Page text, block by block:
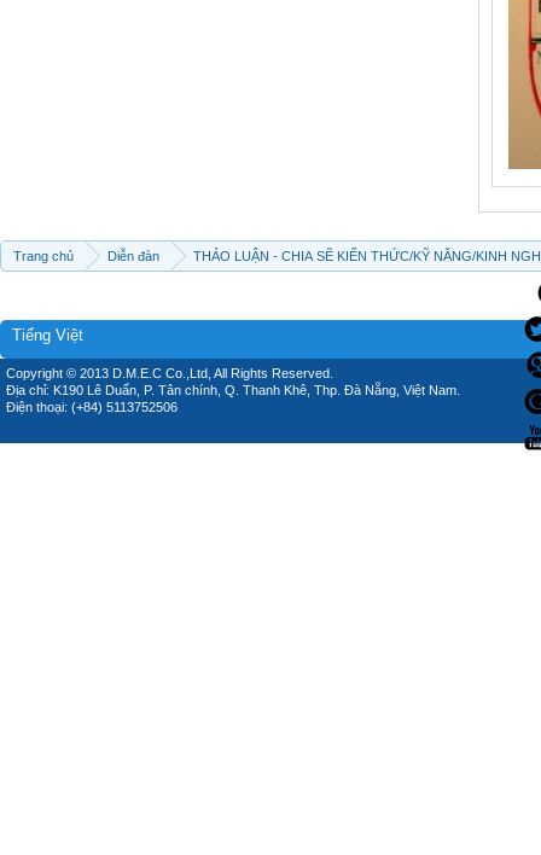
Trang chủ Diễn đàn THẢO LUẬN - CHIA SẼ KIẾN THỨC/KỸ NĂNG/KINH
Tiếng Việt
Copyright © 2013 D.M.E.C Co.,Ltd, All Rights Reserved.
Địa chỉ: K190 Lê Duẩn, P. Tân chính, Q. Thanh Khê, Thp. Đà Nẵng, Việt Nam.
Điện thoại: (+84) 5113752506